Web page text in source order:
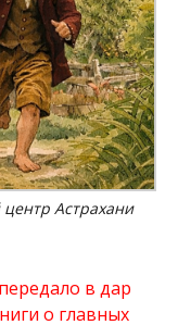
Астрахани
в дар
о главных